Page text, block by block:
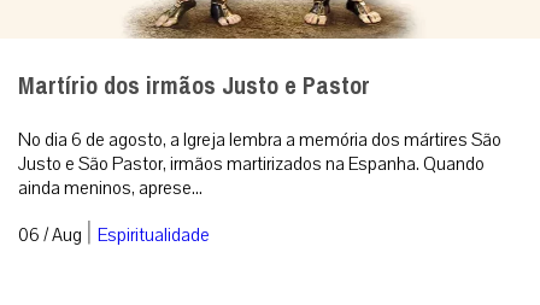
Martírio dos irmãos Justo e Pastor
No dia 6 de agosto, a Igreja lembra a memória dos mártires São
Justo e São Pastor, irmãos martirizados na Espanha. Quando
ainda meninos, aprese...
06 / Aug | Espiritualidade